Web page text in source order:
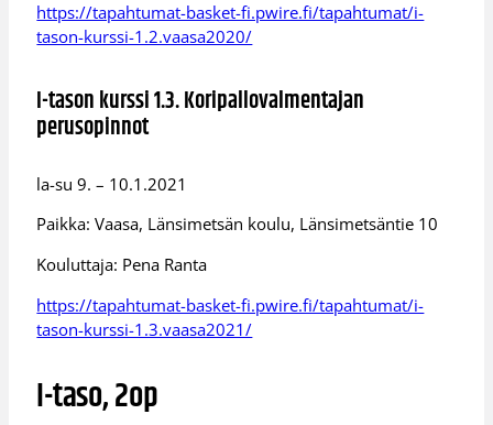
https://tapahtumat-basket-fi.pwire.fi/tapahtumat/i-
tason-kurssi-1.2.vaasa2020/
I-tason kurssi 1.3. Koripallovalmentajan
perusopinnot
la-su 9. – 10.1.2021
Paikka: Vaasa, Länsimetsän koulu, Länsimetsäntie 10
Kouluttaja: Pena Ranta
https://tapahtumat-basket-fi.pwire.fi/tapahtumat/i-
tason-kurssi-1.3.vaasa2021/
I-taso, 2op